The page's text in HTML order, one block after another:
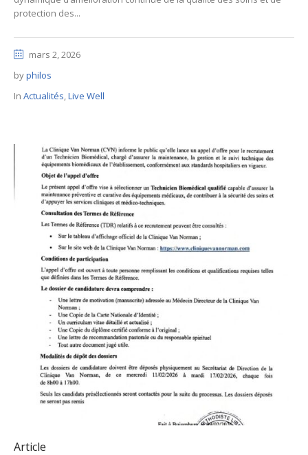
protection des...
mars 2, 2026
byphilos
In Actualités,Live Well
Article